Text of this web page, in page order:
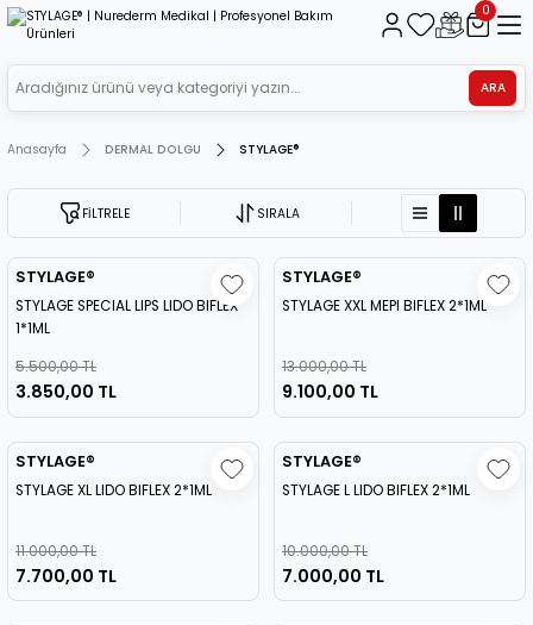
ARA
0
Anasayfa DERMAL DOLGU STYLAGE®
FİLTRELE SIRALA
STYLAGE®
STYLAGE SPECIAL LIPS LIDO BIFLEX
1*1ML
5.500,00 TL
3.850,00 TL
STYLAGE®
STYLAGE XXL MEPI BIFLEX 2*1ML
13.000,00 TL
9.100,00 TL
STYLAGE®
STYLAGE XL LIDO BIFLEX 2*1ML
11.000,00 TL
7.700,00 TL
STYLAGE®
STYLAGE L LIDO BIFLEX 2*1ML
10.000,00 TL
7.000,00 TL